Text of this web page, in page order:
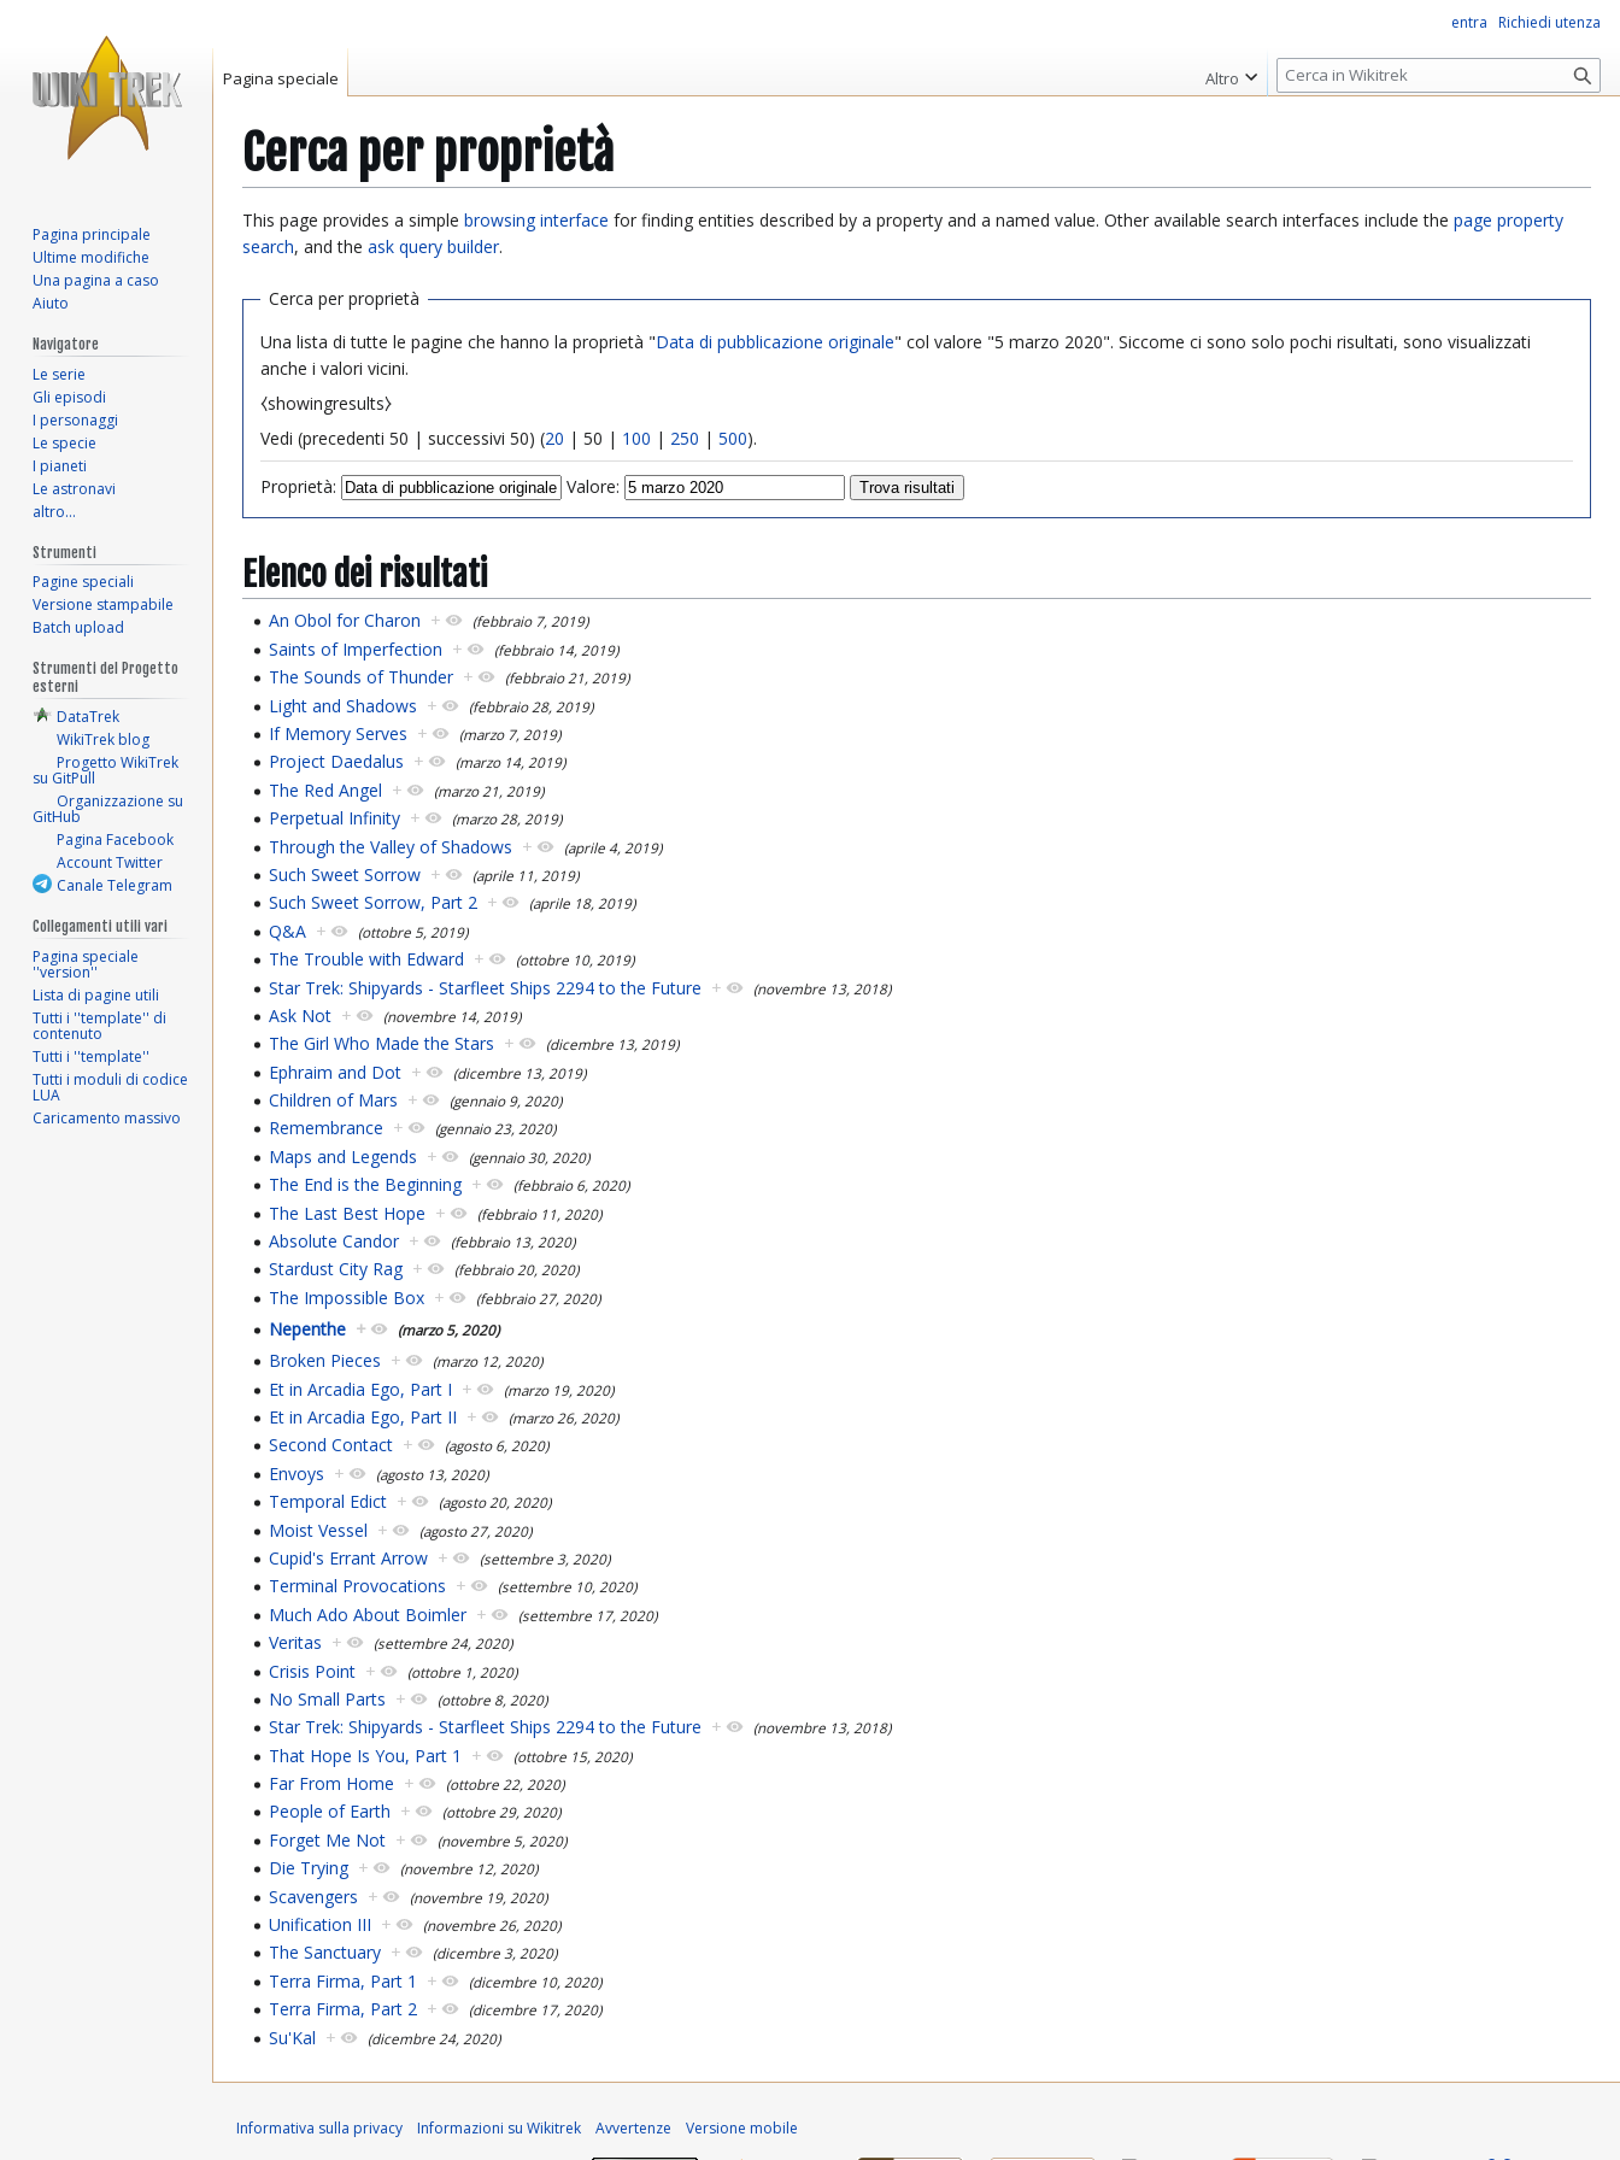
Cerca per proprietà
Vai
alla
Vai
alla
This page provides a simple browsing interface for finding entities described by a property and a named value. Other available search interfaces include the page property
search, and the ask query builder.
Cerca per proprietà
Una lista di tutte le pagine che hanno la proprietà "Data di pubblicazione originale" col valore "5 marzo 2020". Siccome ci sono solo pochi risultati, sono visualizzati
anche i valori vicini.
⧼showingresults⧽
Vedi (precedenti 50 | successivi 50) (20 | 50 | 100 | 250 | 500).
Proprietà: Valore:
Elenco dei risultati
An Obol for Charon + (febbraio 7, 2019)
Saints of Imperfection + (febbraio 14, 2019)
The Sounds of Thunder + (febbraio 21, 2019)
Light and Shadows + (febbraio 28, 2019)
If Memory Serves + (marzo 7, 2019)
Project Daedalus + (marzo 14, 2019)
The Red Angel + (marzo 21, 2019)
Perpetual Infinity + (marzo 28, 2019)
Through the Valley of Shadows + (aprile 4, 2019)
Such Sweet Sorrow + (aprile 11, 2019)
Such Sweet Sorrow, Part 2 + (aprile 18, 2019)
Q&A + (ottobre 5, 2019)
The Trouble with Edward + (ottobre 10, 2019)
Star Trek: Shipyards - Starfleet Ships 2294 to the Future + (novembre 13, 2018)
Ask Not + (novembre 14, 2019)
The Girl Who Made the Stars + (dicembre 13, 2019)
Ephraim and Dot + (dicembre 13, 2019)
Children of Mars + (gennaio 9, 2020)
Remembrance + (gennaio 23, 2020)
Maps and Legends + (gennaio 30, 2020)
The End is the Beginning + (febbraio 6, 2020)
The Last Best Hope + (febbraio 11, 2020)
Absolute Candor + (febbraio 13, 2020)
Stardust City Rag + (febbraio 20, 2020)
The Impossible Box + (febbraio 27, 2020)
Nepenthe + (marzo 5, 2020)
Broken Pieces + (marzo 12, 2020)
Et in Arcadia Ego, Part I + (marzo 19, 2020)
Et in Arcadia Ego, Part II + (marzo 26, 2020)
Second Contact + (agosto 6, 2020)
Envoys + (agosto 13, 2020)
Temporal Edict + (agosto 20, 2020)
Moist Vessel + (agosto 27, 2020)
Cupid's Errant Arrow + (settembre 3, 2020)
Terminal Provocations + (settembre 10, 2020)
Much Ado About Boimler + (settembre 17, 2020)
Veritas + (settembre 24, 2020)
Crisis Point + (ottobre 1, 2020)
No Small Parts + (ottobre 8, 2020)
Star Trek: Shipyards - Starfleet Ships 2294 to the Future + (novembre 13, 2018)
That Hope Is You, Part 1 + (ottobre 15, 2020)
Far From Home + (ottobre 22, 2020)
People of Earth + (ottobre 29, 2020)
Forget Me Not + (novembre 5, 2020)
Die Trying + (novembre 12, 2020)
Scavengers + (novembre 19, 2020)
Unification III + (novembre 26, 2020)
The Sanctuary + (dicembre 3, 2020)
Terra Firma, Part 1 + (dicembre 10, 2020)
Terra Firma, Part 2 + (dicembre 17, 2020)
Su'Kal + (dicembre 24, 2020)
entra Richiedi utenza
Pagina speciale Altro
R
i
r
c
Pagina principale
Ultime modifiche
Una pagina a caso
Aiuto
Navigatore
Le serie
Gli episodi
I personaggi
Le specie
I pianeti
Le astronavi
altro…
Strumenti
Pagine speciali
Versione stampabile
Batch upload
Strumenti del Progetto
esterni
DataTrek
WikiTrek blog
Progetto WikiTrek
su GitPull
Organizzazione su
GitHub
Pagina Facebook
Account Twitter
Canale Telegram
Collegamenti utili vari
Pagina speciale
''version''
Lista di pagine utili
Tutti i ''template'' di
contenuto
Tutti i ''template''
Tutti i moduli di codice
LUA
Caricamento massivo
Informativa sulla privacy Informazioni su Wikitrek Avvertenze Versione mobile